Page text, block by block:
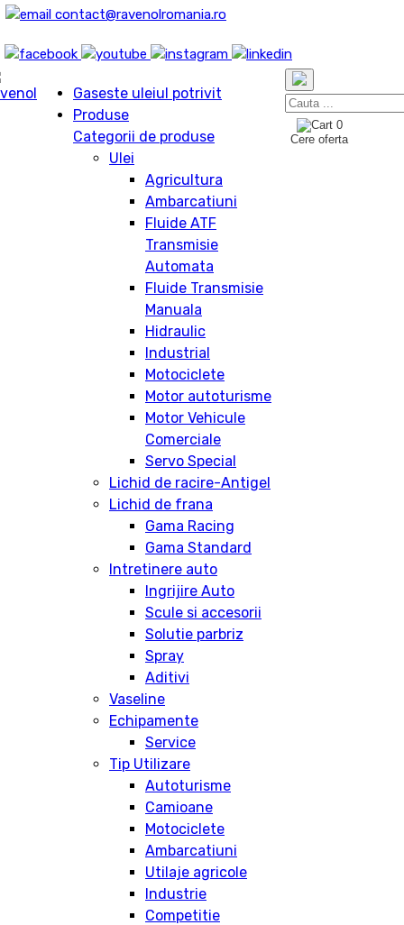
contact@ravenolromania.ro
Gaseste uleiul potrivit
Produse
Categorii de produse
Ulei
Agricultura
Ambarcatiuni
Fluide ATF
Transmisie
Automata
Fluide Transmisie
Manuala
Hidraulic
Industrial
Motociclete
Motor autoturisme
Motor Vehicule
Comerciale
Servo Special
Lichid de racire-Antigel
Lichid de frana
Gama Racing
Gama Standard
Intretinere auto
Ingrijire Auto
Scule si accesorii
Solutie parbriz
Spray
Aditivi
Vaseline
Echipamente
Service
Tip Utilizare
Autoturisme
Camioane
Motociclete
Ambarcatiuni
Utilaje agricole
Industrie
Competitie
0
Cere oferta